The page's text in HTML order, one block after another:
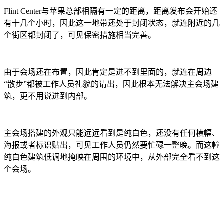
Flint Center与苹果总部相隔有一定的距离，距离发布会开始还
有十几个小时，因此这一地带还处于封闭状态，就连附近的几
个街区都封闭了，可见保密措施相当完善。
由于会场还在布置，因此肯定是进不到里面的，就连在周边
“散步”都被工作人员礼貌的请出，因此根本无法解决主会场建
筑，更不用说进到内部。
主会场搭建的外观只能远远看到是纯白色，还没有任何横幅、
海报或者标识贴出，可见工作人员仍然要忙碌一整晚。而这幢
纯白色建筑低调地掩映在周围的环境中，从外部完全看不到这
个会场。